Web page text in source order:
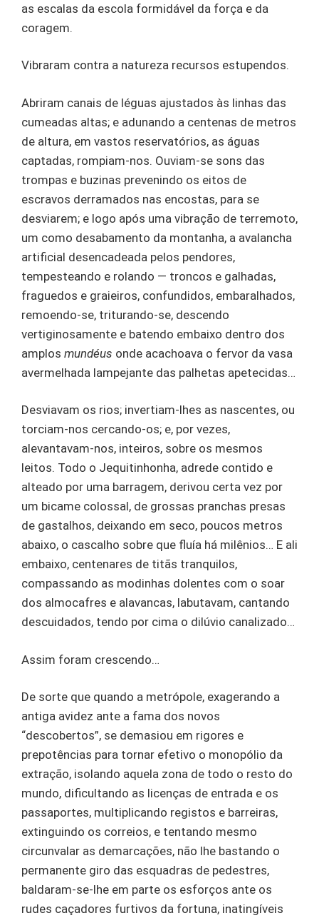
as escalas da escola formidável da força e da
coragem.
Vibraram contra a natureza recursos estupendos.
Abriram canais de léguas ajustados às linhas das
cumeadas altas; e adunando a centenas de metros
de altura, em vastos reservatórios, as águas
captadas, rompiam-nos. Ouviam-se sons das
trompas e buzinas prevenindo os eitos de
escravos derramados nas encostas, para se
desviarem; e logo após uma vibração de terremoto,
um como desabamento da montanha, a avalancha
artificial desencadeada pelos pendores,
tempesteando e rolando — troncos e galhadas,
fraguedos e graieiros, confundidos, embaralhados,
remoendo-se, triturando-se, descendo
vertiginosamente e batendo embaixo dentro dos
amplos mundéus onde acachoava o fervor da vasa
avermelhada lampejante das palhetas apetecidas…
Desviavam os rios; invertiam-lhes as nascentes, ou
torciam-nos cercando-os; e, por vezes,
alevantavam-nos, inteiros, sobre os mesmos
leitos. Todo o Jequitinhonha, adrede contido e
alteado por uma barragem, derivou certa vez por
um bicame colossal, de grossas pranchas presas
de gastalhos, deixando em seco, poucos metros
abaixo, o cascalho sobre que fluía há milênios… E ali
embaixo, centenares de titãs tranquilos,
compassando as modinhas dolentes com o soar
dos almocafres e alavancas, labutavam, cantando
descuidados, tendo por cima o dilúvio canalizado…
Assim foram crescendo…
De sorte que quando a metrópole, exagerando a
antiga avidez ante a fama dos novos
“descobertos”, se demasiou em rigores e
prepotências para tornar efetivo o monopólio da
extração, isolando aquela zona de todo o resto do
mundo, dificultando as licenças de entrada e os
passaportes, multiplicando registos e barreiras,
extinguindo os correios, e tentando mesmo
circunvalar as demarcações, não lhe bastando o
permanente giro das esquadras de pedestres,
baldaram-se-lhe em parte os esforços ante os
rudes caçadores furtivos da fortuna, inatingíveis